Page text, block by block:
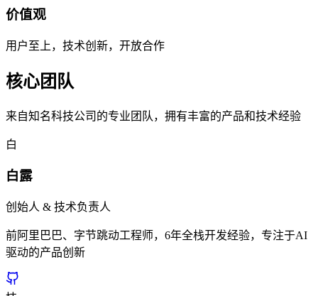
价值观
用户至上，技术创新，开放合作
核心团队
来自知名科技公司的专业团队，拥有丰富的产品和技术经验
白
白露
创始人 & 技术负责人
前阿里巴巴、字节跳动工程师，6年全栈开发经验，专注于AI
驱动的产品创新